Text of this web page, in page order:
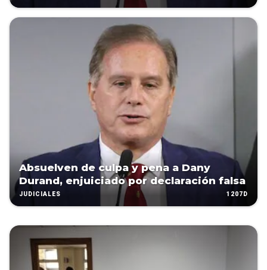
Absuelven de culpa y pena a Dany
Durand, enjuiciado por declaración falsa
JUDICIALES 1207D